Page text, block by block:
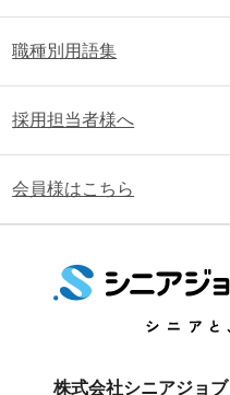
職種別用語集
採用担当者様へ
会員様はこちら
株式会社シニアジョブ